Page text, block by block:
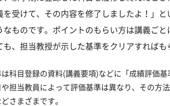
を受けて、その内容を修了しましたよ！」
なものです。ポイントのもらい方は講義ご
も、担当教授が示した基準をクリアすればも
は科目登録の資料(講義要項)などに「成績評価
や担当教員によって評価基準は異なり、その方
さまざまです。